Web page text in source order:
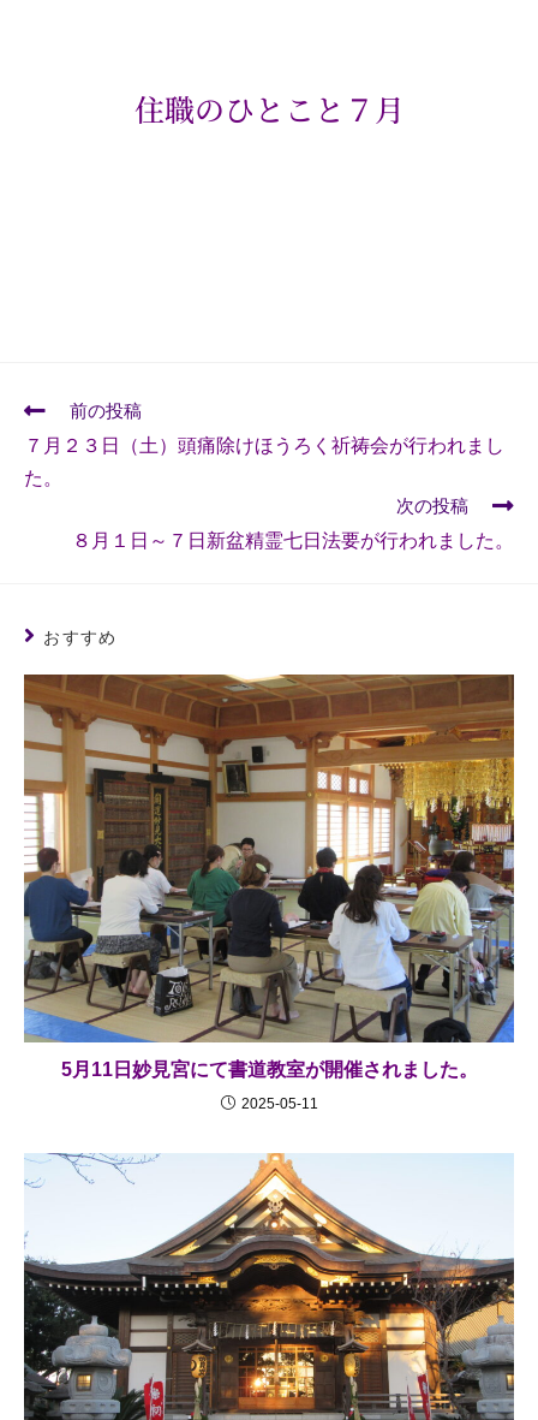
住職のひとこと７月
前の投稿
７月２３日（土）頭痛除けほうろく祈祷会が行われまし
た。
次の投稿
８月１日～７日新盆精霊七日法要が行われました。
おすすめ
5月11日妙見宮にて書道教室が開催されました。
2025-05-11